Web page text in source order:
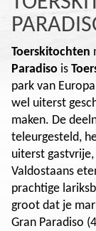
Toerskitochten
Paradiso is
park van
wel uiterst
maken. De
teleurgesteld,
uiterst
Valdostaans
prachtige
groot dat je
Gran Paradiso